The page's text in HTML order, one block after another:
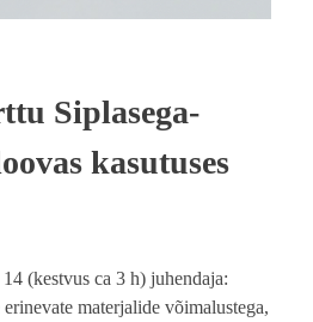
Siplasega-
kasutuses
(kestvus ca 3 h) juhendaja:
materjalide võimalustega,